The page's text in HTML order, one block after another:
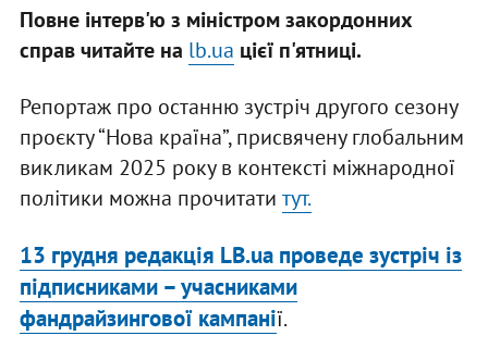
Повне інтерв'ю з міністром закордонних
справ читайте на lb.ua цієї п'ятниці.
Репортаж про останню зустріч другого сезону
проєкту “Нова країна”, присвячену глобальним
викликам 2025 року в контексті міжнародної
політики можна прочитати тут.
13 грудня редакція LB.ua проведе зустріч із
підписниками – учасниками
фандрайзингової кампанії.